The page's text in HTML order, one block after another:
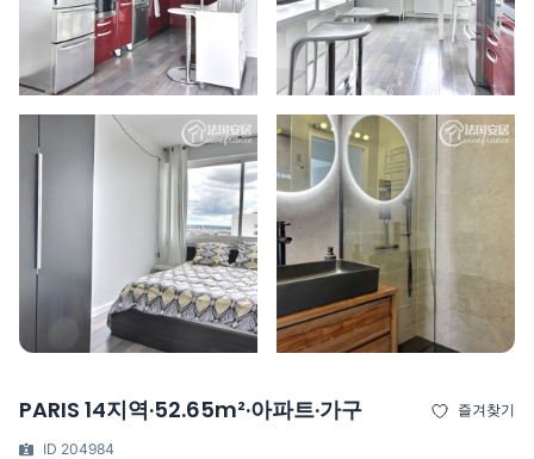
PARIS 14지역·52.65m²·아파트·가구 즐겨찾기
ID 204984